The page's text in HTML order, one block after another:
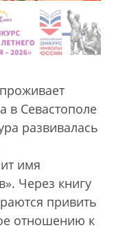
в Севастополе
развивалась
имя
Через книгу
привить
отношению к